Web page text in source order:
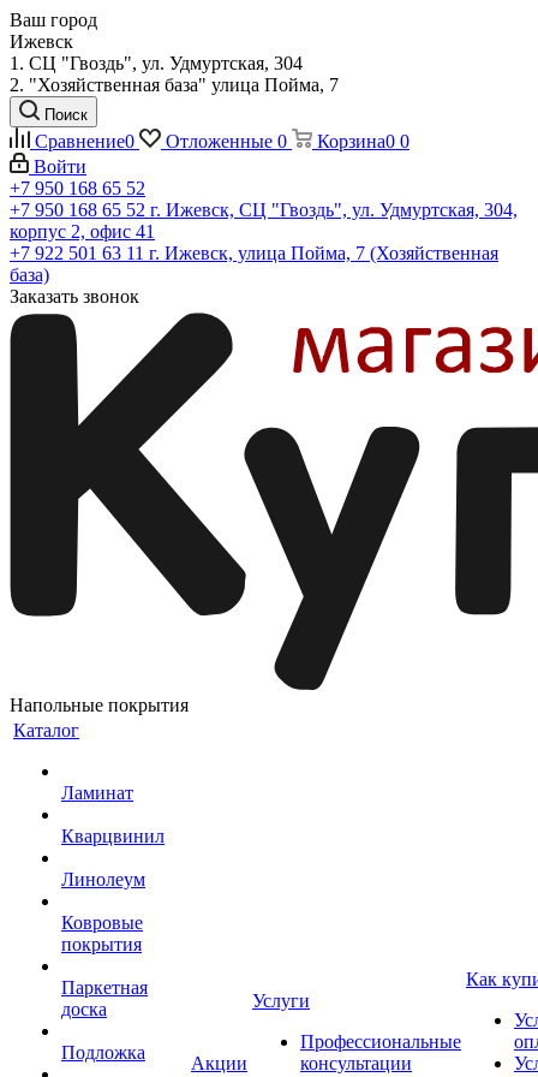
Ваш город
Ижевск
1. СЦ "Гвоздь", ул. Удмуртская, 304
2. "Хозяйственная база" улица Пойма, 7
Поиск
Сравнение0 Отложенные 0 Корзина0 0
Войти
+7 950 168 65 52
+7 950 168 65 52 г. Ижевск, СЦ "Гвоздь", ул. Удмуртская, 304,
корпус 2, офис 41
+7 922 501 63 11 г. Ижевск, улица Пойма, 7 (Хозяйственная
база)
Заказать звонок
Напольные покрытия
Каталог
Ламинат
Кварцвинил
Линолеум
Ковровые
покрытия
Паркетная
доска
Подложка
Акции
Услуги
Профессиональные
консультации
Как